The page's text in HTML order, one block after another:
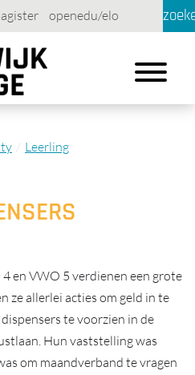
openedu/elo
printen
Toggle
Leerling
en VWO 5 verdienen een grote
ze allerlei acties om geld in te
te voorzien in de
Hun vaststelling was
om maandverband te vragen